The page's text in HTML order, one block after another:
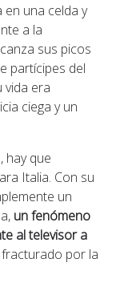
en una celda y
a la
sus picos
partícipes del
vida era
ciega y un
hay que
Italia. Con su
un
un fenómeno
al televisor a
fracturado por la